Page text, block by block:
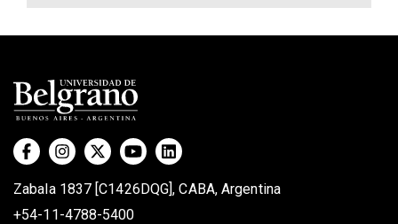
Zabala 1837 [C1426DQG], CABA, Argentina
+54-11-4788-5400